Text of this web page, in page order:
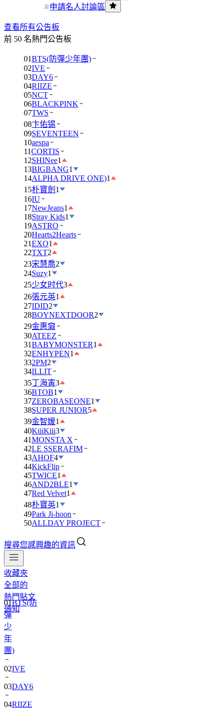
申請名人討論區
查看所有公告板
前 50 名熱門公告板
01BTS(防彈少年團)
02IVE
03DAY6
04RIIZE
05NCT
06BLACKPINK
07TWS
08卞佑锡
09SEVENTEEN
10aespa
11CORTIS
12SHINee1
13BIGBANG1
14ALPHA DRIVE ONE)1
15朴寶劍 1
16IU
17NewJeans1
18Stray Kids1
19ASTRO
20Hearts2Hearts
21EXO1
22TXT2
23宋慧喬2
24Suzy1
25少女时代3
26張元英1
27IDID2
28BOYNEXTDOOR2
29金惠奫
30ATEEZ
31BABYMONSTER1
32ENHYPEN1
332PM2
34ILLIT
35丁海寅3
36BTOB1
37ZEROBASEONE1
38SUPER JUNIOR5
39金智媛1
40KiiiKiii3
41MONSTA X
42LE SSERAFIM
43AHOF4
44KickFlip
45TWICE1
46AND2BLE1
47Red Velvet1
48朴寶英1
49Park Ji-hoon
50ALLDAY PROJECT
搜尋您感興趣的資訊
收藏夾
全部的
熱門貼文
通知
01BTS(防
彈
少
年
團)
02IVE
03DAY6
04RIIZE
05NCT